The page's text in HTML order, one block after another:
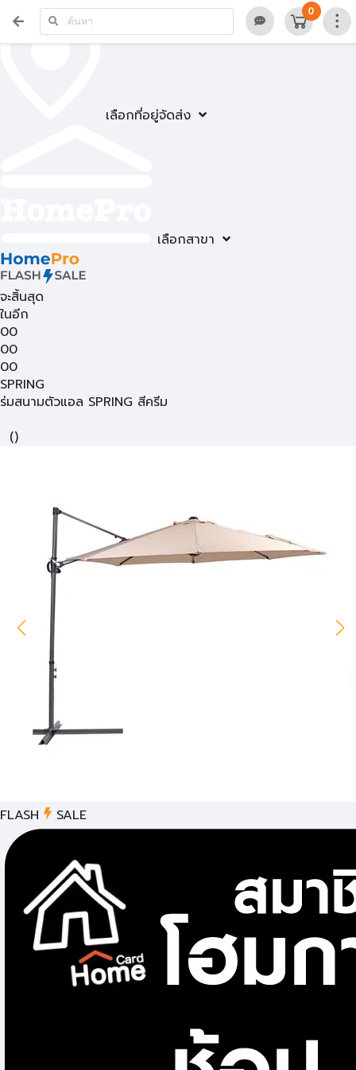
เลือกที่อยู่จัดส่ง
เลือกสาขา
0
จะสิ้นสุด
ในอีก
00
00
00
SPRING
ร่มสนามตัวแอล SPRING สีครีม
()
FLASH SALE